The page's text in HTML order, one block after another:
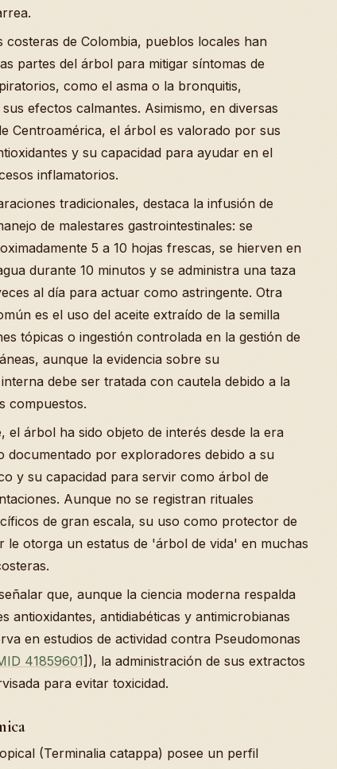
costeras de Colombia, pueblos locales han
partes del árbol para mitigar síntomas de
como el asma o la bronquitis,
efectos calmantes. Asimismo, en diversas
Centroamérica, el árbol es valorado por sus
y su capacidad para ayudar en el
inflamatorios.
tradicionales, destaca la infusión de
de malestares gastrointestinales: se
5 a 10 hojas frescas, se hierven en
durante 10 minutos y se administra una taza
al día para actuar como astringente. Otra
es el uso del aceite extraído de la semilla
tópicas o ingestión controlada en la gestión de
aunque la evidencia sobre su
debe ser tratada con cautela debido a la
compuestos.
el árbol ha sido objeto de interés desde la era
documentado por exploradores debido a su
y su capacidad para servir como árbol de
Aunque no se registran rituales
de gran escala, su uso como protector de
le otorga un estatus de 'árbol de vida' en muchas
que, aunque la ciencia moderna respalda
antioxidantes, antidiabéticas y antimicrobianas
en estudios de actividad contra Pseudomonas
41859601]), la administración de sus extractos
para evitar toxicidad.
(Terminalia catappa) posee un perfil